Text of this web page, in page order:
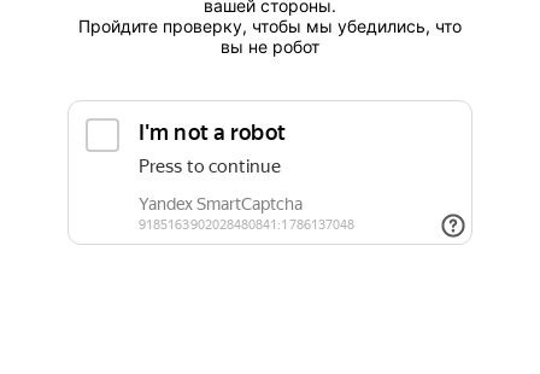
вашей стороны.
Пройдите проверку, чтобы мы убедились, что
вы не робот